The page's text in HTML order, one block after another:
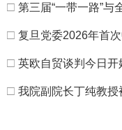
□ 第三届“一带一路”与
□ 复旦党委2026年首
□ 英欧自贸谈判今日
□ 我院副院长丁纯教